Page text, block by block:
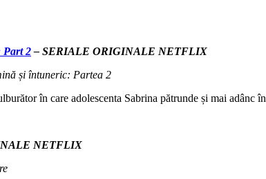
Part 2– SERIALE ORIGINALE NETFLIX
și întuneric: Partea 2
în care adolescenta Sabrina pătrunde și mai adânc
NETFLIX